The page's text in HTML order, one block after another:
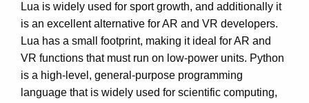
Lua is widely used for sport growth, and additionally it
is an excellent alternative for AR and VR developers.
Lua has a small footprint, making it ideal for AR and
VR functions that must run on low-power units. Python
is a high-level, general-purpose programming
language that is widely used for scientific computing,